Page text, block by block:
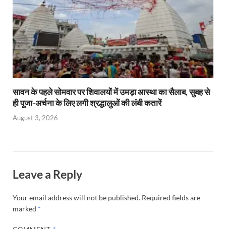
सावन के पहले सोमवार पर शिवालयों में उमड़ा आस्था का सैलाब, सुबह से
ही पूजा-अर्चना के लिए लगी श्रद्धालुओं की लंबी कतारें
August 3, 2026
Leave a Reply
Your email address will not be published. Required fields are
marked *